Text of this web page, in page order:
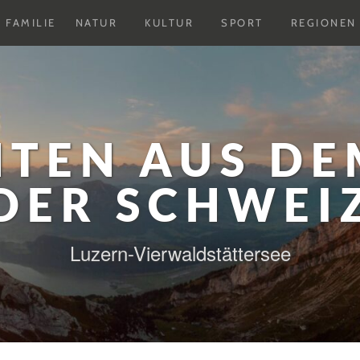
FAMILIE NATUR
Untermenu
KULTUR
Untermenu
SPORT
Untermenu
REGIONEN
AUS
Luzern-Vierwaldstättersee